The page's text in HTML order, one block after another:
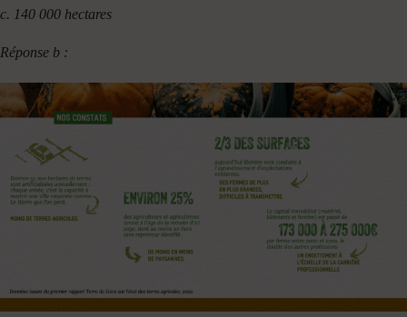
c. 140 000 hectares
Réponse b :